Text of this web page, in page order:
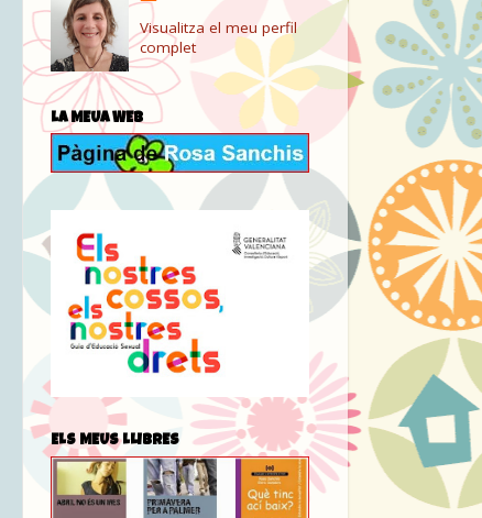
Visualitza el meu perfil
complet
LA MEUA WEB
ELS MEUS LLIBRES